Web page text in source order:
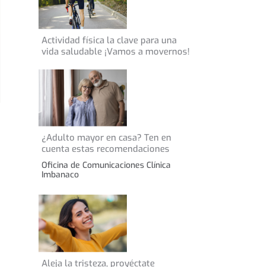
11 de abril de 2021
CONSEJOS DE SALUD
Actividad física la clave para una
vida saludable ¡Vamos a movernos!
11 de septiembre de 2024
CONSEJOS DE SALUD
¿Adulto mayor en casa? Ten en
cuenta estas recomendaciones
Oficina de Comunicaciones Clínica
Imbanaco
24 de enero de 2023
CONSEJOS DE SALUD
Aleja la tristeza, proyéctate